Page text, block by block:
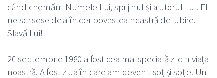
când chemăm Numele Lui, sprijinul și ajutorul Lui! El
ne scrisese deja în cer povestea noastră de iubire.
Slavă Lui!
20 septembrie 1980 a fost cea mai specială zi din viața
noastră. A fost ziua în care am devenit soț și soție. Un